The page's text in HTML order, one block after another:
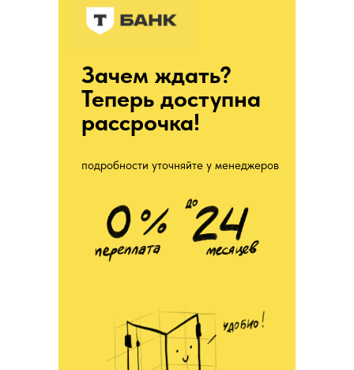
Зачем ждать?
Теперь доступна
рассрочка!
подробности уточняйте у менеджеров